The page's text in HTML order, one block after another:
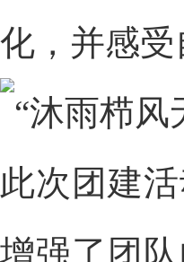
化，并感
此次团建
增强了团